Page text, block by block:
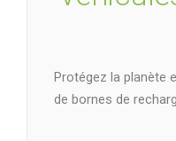
Protégez la planète
de bornes de